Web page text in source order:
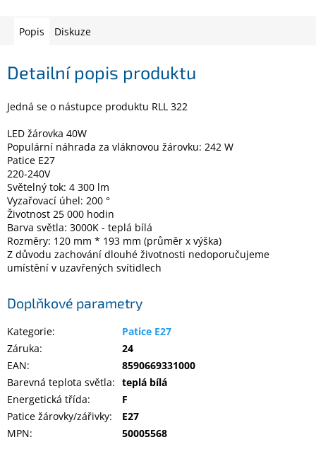
zahrada
Velké
spotřebiče
notebooky
Elektronika
Domácnost
%
Black
Friday
VÝPRODEJ
Akční
zboží
TONERY
CARTRIDGE
OEM
Popis Diskuze
Detailní popis produktu
Jedná se o nástupce produktu RLL 322
LED žárovka 40W
Populární náhrada za vláknovou žárovku: 242 W
Patice E27
220-240V
Světelný tok: 4 300 lm
Vyzařovací úhel: 200 °
Životnost 25 000 hodin
Barva světla: 3000K - teplá bílá
Rozměry: 120 mm * 193 mm (průměr x výška)
Z důvodu zachování dlouhé životnosti nedoporučujeme
umístění v uzavřených svítidlech
Doplňkové parametry
Kategorie:
Patice E27
Záruka:
24
EAN:
8590669331000
Barevná teplota světla: teplá bílá
Energetická třída:
F
Patice žárovky/zářivky:
E27
MPN: 50005568